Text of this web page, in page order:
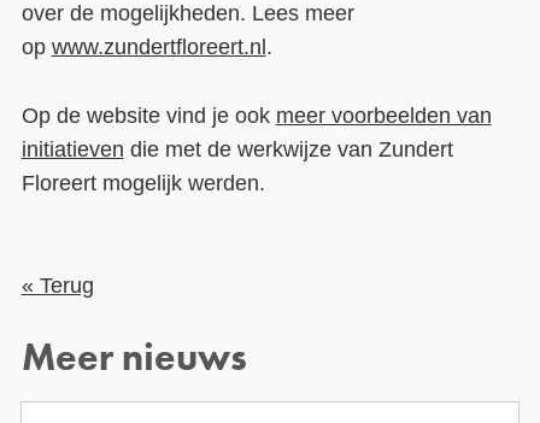
over de mogelijkheden. Lees meer
op www.zundertfloreert.nl .
Op de website vind je ook meer voorbeelden van
initiatieven die met de werkwijze van Zundert
Floreert mogelijk werden.
« Terug
Meer nieuws